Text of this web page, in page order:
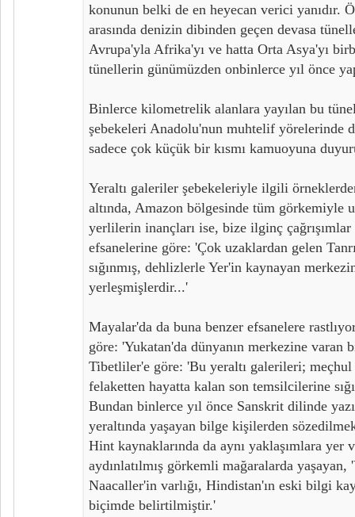
konunun belki de en heyecan verici yanıdır.
arasında denizin dibinden geçen devasa
Avrupa'yla Afrika'yı ve hatta Orta Asya'yı
tünellerin günümüzden onbinlerce yıl önce
Binlerce kilometrelik alanlara yayılan bu
şebekeleri Anadolu'nun muhtelif yörelerinde
sadece çok küçük bir kısmı kamuoyuna
Yeraltı galeriler şebekeleriyle ilgili
altında, Amazon bölgesinde tüm görkemiyle
yerlilerin inançları ise, bize ilginç
efsanelerine göre: 'Çok uzaklardan gelen
sığınmış, dehlizlerle Yer'in kaynayan
yerleşmişlerdir...'
Mayalar'da da buna benzer efsanelere
göre: 'Yukatan'da dünyanın merkezine varan
Tibetliler'e göre: 'Bu yeraltı galerileri;
felaketten hayatta kalan son temsilcilerine
Bundan binlerce yıl önce Sanskrit dilinde
yeraltında yaşayan bilge kişilerden
Hint kaynaklarında da aynı yaklaşımlara
aydınlatılmış görkemli mağaralarda yaşayan,
Naacaller'in varlığı, Hindistan'ın eski bilgi
biçimde belirtilmiştir.'